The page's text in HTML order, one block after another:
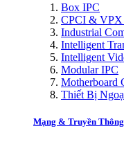
Box IPC
CPCI & VPX
Industrial
Intelligent
Intelligent
Modular IPC
Motherboard
Thiết Bị
Mạng & Truyền Thông